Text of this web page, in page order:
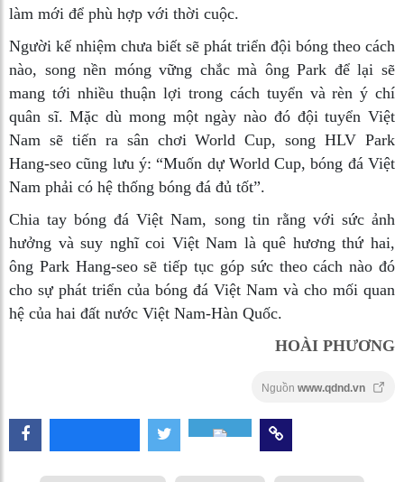
làm mới để phù hợp với thời cuộc.
Người kế nhiệm chưa biết sẽ phát triển đội bóng theo cách
nào, song nền móng vững chắc mà ông Park để lại sẽ
mang tới nhiều thuận lợi trong cách tuyển và rèn ý chí
quân sĩ. Mặc dù mong một ngày nào đó đội tuyển Việt
Nam sẽ tiến ra sân chơi World Cup, song HLV Park
Hang-seo cũng lưu ý: “Muốn dự World Cup, bóng đá Việt
Nam phải có hệ thống bóng đá đủ tốt”.
Chia tay bóng đá Việt Nam, song tin rằng với sức ảnh
hưởng và suy nghĩ coi Việt Nam là quê hương thứ hai,
ông Park Hang-seo sẽ tiếp tục góp sức theo cách nào đó
cho sự phát triển của bóng đá Việt Nam và cho mối quan
hệ của hai đất nước Việt Nam-Hàn Quốc.
HOÀI PHƯƠNG
Nguồn www.qdnd.vn